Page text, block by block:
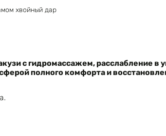
хвойный дар
с гидромассажем, расслабление
полного комфорта и